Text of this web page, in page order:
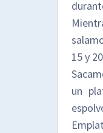
15 y
un